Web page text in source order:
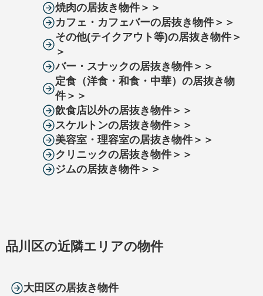
焼肉の居抜き物件＞＞
カフェ・カフェバーの居抜き物件＞＞
その他(テイクアウト等)の居抜き物件＞
＞
バー・スナックの居抜き物件＞＞
定食（洋食・和食・中華）の居抜き物
件＞＞
飲食店以外の居抜き物件＞＞
スケルトンの居抜き物件＞＞
美容室・理容室の居抜き物件＞＞
クリニックの居抜き物件＞＞
ジムの居抜き物件＞＞
品川区の近隣エリアの物件
大田区の居抜き物件